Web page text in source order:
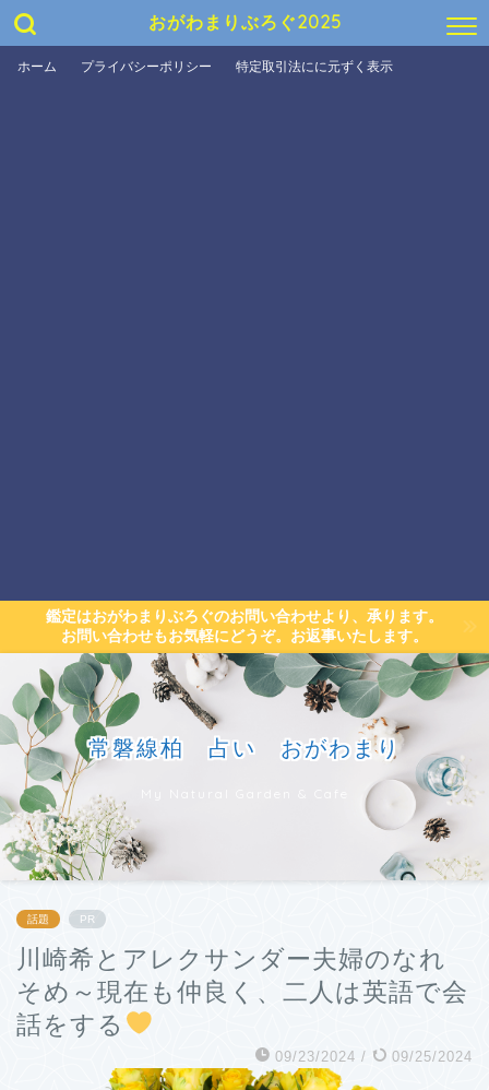
おがわまりぶろぐ2025
ホーム プライバシーポリシー 特定取引法にに元ずく表示
鑑定はおがわまりぶろぐのお問い合わせより、承ります。
お問い合わせもお気軽にどうぞ。お返事いたします。
常磐線柏 占い おがわまり
話題 PR
川崎希とアレクサンダー夫婦のなれ
そめ～現在も仲良く、二人は英語で会
話をする
09/23/2024 / 09/25/2024